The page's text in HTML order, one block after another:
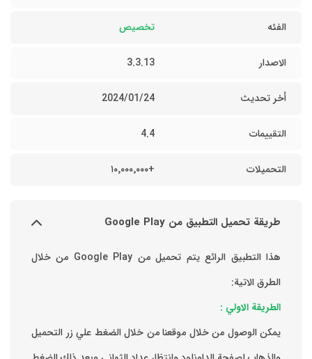
الفئه تخصيص
الاصدار 3.3.13
أخر تحديث 24‏/01‏/2024
التقييمات 4.4
التحميلات +١٠٬٠٠٠٬٠٠٠
طريقة تحميل التطبيق من Google Play
هذا التطبيق الرائع يتم تحميل من Google Play من خلال
الطرق الاتية:
الطريقة الاولي :
يمكن الوصول من خلال موقعنا من خلال الضغط علي زر التحميل